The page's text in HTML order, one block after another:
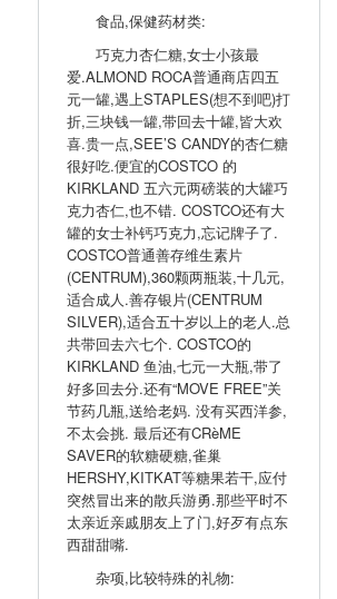
食品,保健药材类:
巧克力杏仁糖,女士小孩最
爱.ALMOND ROCA普通商店四五
元一罐,遇上STAPLES(想不到吧)打
折,三块钱一罐,带回去十罐,皆大欢
喜.贵一点,SEE’S CANDY的杏仁糖
很好吃.便宜的COSTCO 的
KIRKLAND 五六元两磅装的大罐巧
克力杏仁,也不错. COSTCO还有大
罐的女士补钙巧克力,忘记牌子了.
COSTCO普通善存维生素片
(CENTRUM),360颗两瓶装,十几元,
适合成人.善存银片(CENTRUM
SILVER),适合五十岁以上的老人.总
共带回去六七个. COSTCO的
KIRKLAND 鱼油,七元一大瓶,带了
好多回去分.还有“MOVE FREE”关
节药几瓶,送给老妈. 没有买西洋参,
不太会挑. 最后还有CRèME
SAVER的软糖硬糖,雀巢
HERSHY,KITKAT等糖果若干,应付
突然冒出来的散兵游勇.那些平时不
太亲近亲戚朋友上了门,好歹有点东
西甜甜嘴.
杂项,比较特殊的礼物: